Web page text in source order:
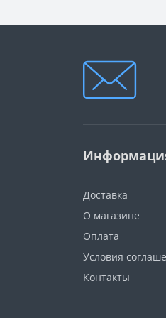
Доставка
О магазине
Оплата
Условия
Контакты